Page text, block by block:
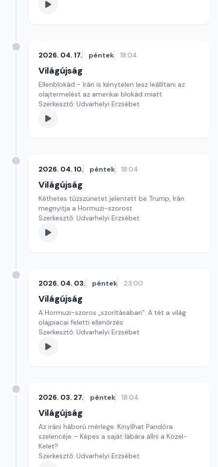
2026. 04. 17. péntek 18:04
Világújság
Ellenblokád - Irán is kénytelen lesz leállítani az
olajtermelést az amerikai blokád miatt
Szerkesztő: Udvarhelyi Erzsébet
2026. 04. 10. péntek 18:04
Világújság
Kéthetes tűzszünetet jelentett be Trump, Irán
megnyitja a Hormuzi-szorost
Szerkesztő: Udvarhelyi Erzsébet
2026. 04. 03. péntek 23:00
Világújság
A Hormuzi-szoros „szorításában”: A tét a világ
olajpiacai feletti ellenőrzés
Szerkesztő: Udvarhelyi Erzsébet
2026. 03. 27. péntek 18:04
Világújság
Az iráni háború mérlege: Kinyílhat Pandóra
szelencéje – Képes a saját lábára állni a Közel-
Kelet?
Szerkesztő: Udvarhelyi Erzsébet